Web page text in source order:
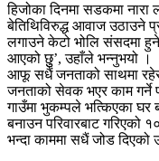
हिजोका दिनमा सडकमा
बेतिथिविरुद्ध आवाज उठाउने
लगाउने केटो भोलि संसदमा हुने
आएको छुु’, उहाँले भन्नुभयो ।
आफू सधैं जनताको साथमा रहेर
जनताको सेवक भएर काम गर्ने
गाउँमा भुकम्पले भत्किएका घर
बनाउन परिवारबाट गरिएको
भन्दा काममा सधैं जोड दिएको